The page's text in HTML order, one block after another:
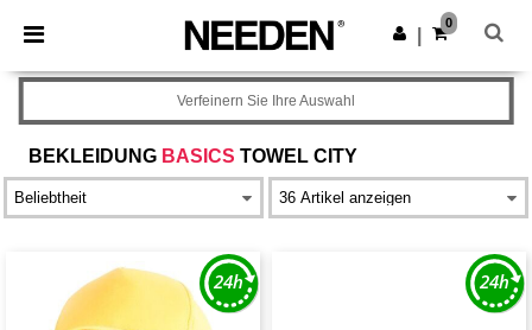
× Needen App
Bessere Preise in der App!
App holen
0
BEKLEIDUNG BASICS TOWEL CITY
Verfeinern Sie Ihre Auswahl